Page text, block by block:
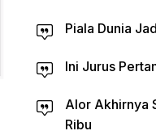
Piala Dunia
Ini Jurus
Alor Akhirnya
Ribu